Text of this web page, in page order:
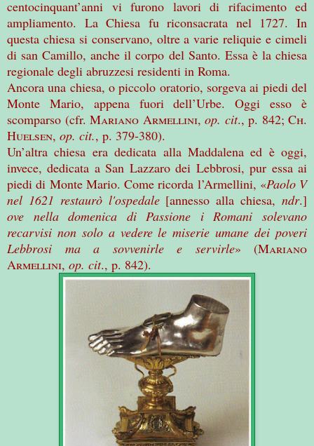
centocinquant’anni vi furono lavori di rifacimento ed
ampliamento. La Chiesa fu riconsacrata nel 1727. In
questa chiesa si conservano, oltre a varie reliquie e cimeli
di san Camillo, anche il corpo del Santo. Essa è la chiesa
regionale degli abruzzesi residenti in Roma.
Ancora una chiesa, o piccolo oratorio, sorgeva ai piedi del
Monte Mario, appena fuori dell’Urbe. Oggi esso è
scomparso (cfr. Mariano Armellini, op. cit., p. 842; Ch.
Huelsen, op. cit., p. 379-380).
Un’altra chiesa era dedicata alla Maddalena ed è oggi,
invece, dedicata a San Lazzaro dei Lebbrosi, pur essa ai
piedi di Monte Mario. Come ricorda l’Armellini, «Paolo V
nel 1621 restaurò l'ospedale[annesso alla chiesa,ndr.]
ove nella domenica di Passione i Romani solevano
recarvisi non solo a vedere le miserie umane dei poveri
Lebbrosi ma a sovvenirle e servirle» (Mariano
Armellini, op. cit., p. 842).